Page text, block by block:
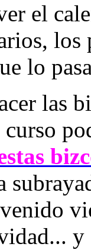
el
lo
las
curso